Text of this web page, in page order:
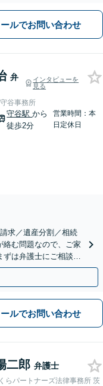
ールでお問い合わせ
弁
インタビューを
見る
谷事務所
守谷駅から
徒歩2分
営業時間：本
日定休日
求／遺産分割／相続
絡む問題なので、ご家
ずは弁護士にご相談く
ールでお問い合わせ
二郎 弁護士
らパートナーズ法律事務所 茨